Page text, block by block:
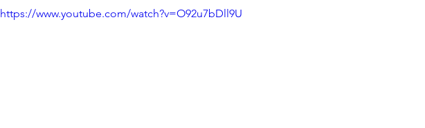
https://www.youtube.com/watch?v=O92u7bDll9U